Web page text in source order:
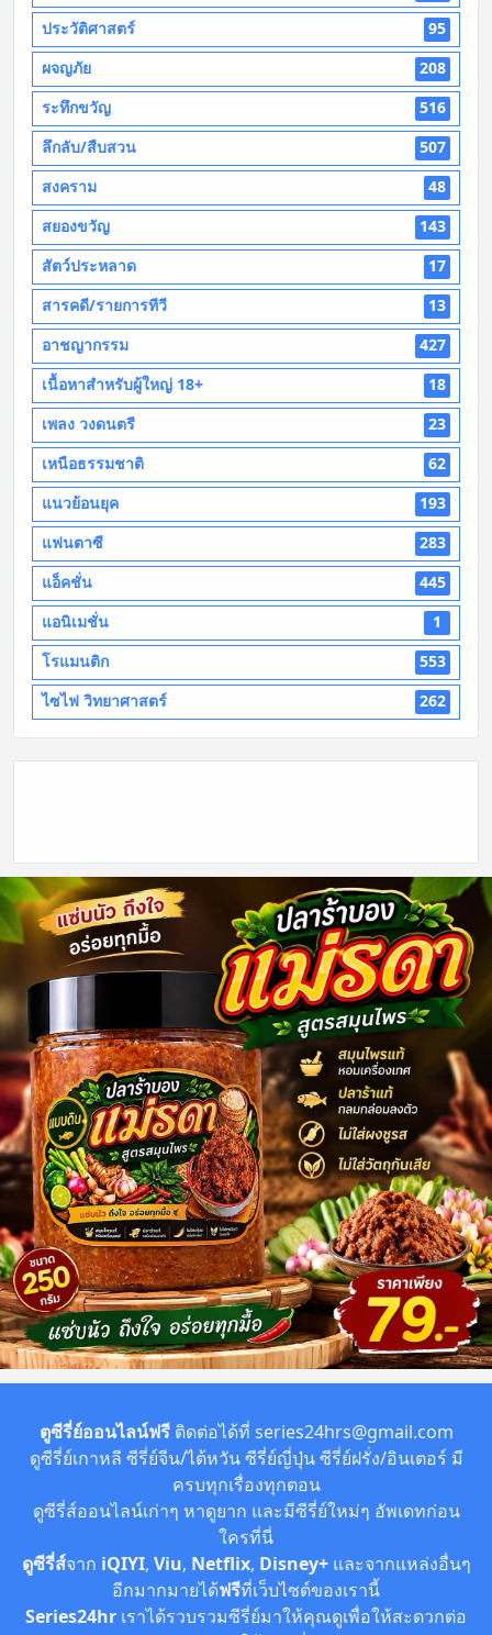
ประวัติศาสตร์
95
ผจญภัย
208
ระทึกขวัญ
516
ลึกลับ/สืบสวน
507
สงคราม
48
สยองขวัญ
143
สัตว์ประหลาด
17
สารคดี/รายการทีวี
13
อาชญากรรม
427
เนื้อหาสำหรับผู้ใหญ่ 18+
18
เพลง วงดนตรี
23
เหนือธรรมชาติ
62
แนวย้อนยุค
193
แฟนตาซี
283
แอ็คชั่น
445
แอนิเมชั่น
1
โรแมนติก
553
ไซไฟ วิทยาศาสตร์
262
ตูซีรี่ย์ออนไลน์ฟรีติดต่อได้ที่ series24hrs@gmail.com
ดูซีรี่ย์เกาหลี ซีรี่ย์จีน/ไต้หวัน ซีรี่ย์ญี่ปุ่น ซีรี่ย์ฝรั่ง/อินเตอร์ มี
ครบทุกเรื่องทุกตอน
ดูซีรี่ส์ออนไลน์เก่าๆ หาดูยาก และมีซีรี่ย์ใหม่ๆ อัพเดทก่อน
ใครที่นี่
ดูซีรี่ส์จาก iQIYI, Viu, Netflix, Disney+ และจากแหล่งอื่นๆ
อีกมากมายได้ฟรีที่เว็บไซต์ของเรานี้
Series24hr เราได้รวบรวมซีรี่ย์มาให้คุณดูเพื่อให้สะดวกต่อ